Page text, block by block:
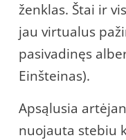
ženklas. Štai ir
jau virtualus
pasivadinęs
Einšteinas).
Apsąlusia
nuojauta stebiu